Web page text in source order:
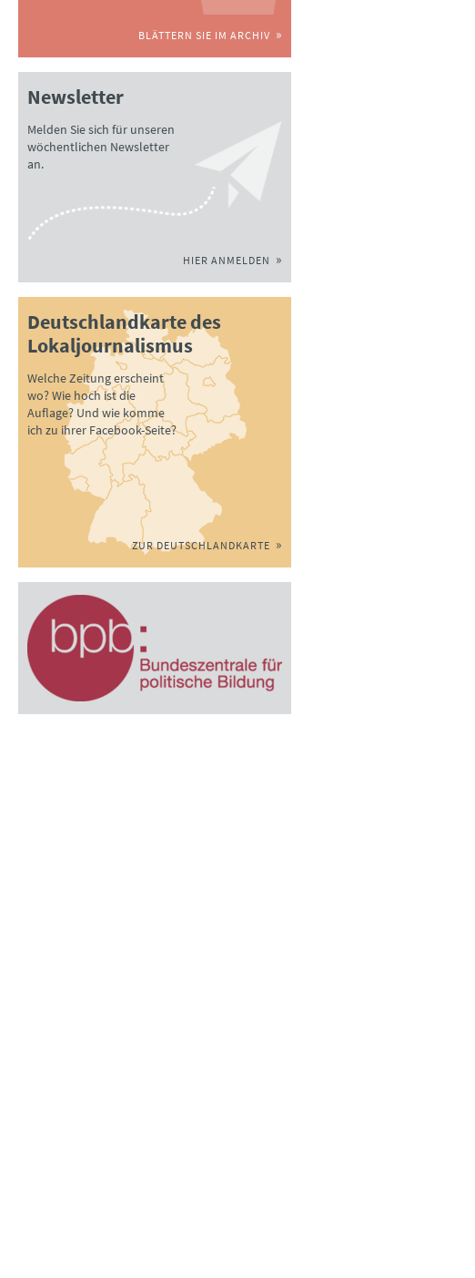
BLÄTTERN SIE IM ARCHIV
Newsletter
Melden Sie sich für unseren
wöchentlichen Newsletter
an.
HIER ANMELDEN
Deutschlandkarte des
Lokaljournalismus
Welche Zeitung erscheint
wo? Wie hoch ist die
Auflage? Und wie komme
ich zu ihrer Facebook-Seite?
ZUR DEUTSCHLANDKARTE